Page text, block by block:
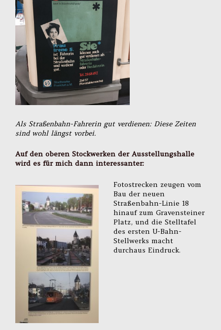
Als Straßenbahn-Fahrerin gut verdienen: Diese Zeiten
sind wohl längst vorbei.
Auf den oberen Stockwerken der Ausstellungshalle
wird es für mich dann interessanter:
Fotostrecken zeugen vom
Bau der neuen
Straßenbahn-Linie 18
hinauf zum Gravensteiner
Platz, und die Stelltafel
des ersten U-Bahn-
Stellwerks macht
durchaus Eindruck.